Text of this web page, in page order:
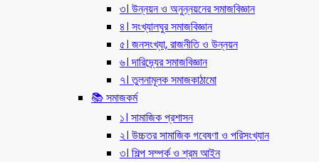
৩। উন্নয়ন ও অনুন্নয়নের সমাজবিজ্ঞান
৪। সংখ্যালঘুর সমাজবিজ্ঞান
৫। জনসংখ্যা, রাজনীতি ও উন্নয়ন
৬। দারিদ্র্যের সমাজবিজ্ঞান
৭। তুলনামূলক সমাজকাঠামো
📚 সমাজকর্ম
১। সামাজিক প্রশাসন
২। উচ্চতর সামাজিক গবেষণা ও পরিসংখ্যান
৩। শিল্প সম্পর্ক ও শ্রম আইন